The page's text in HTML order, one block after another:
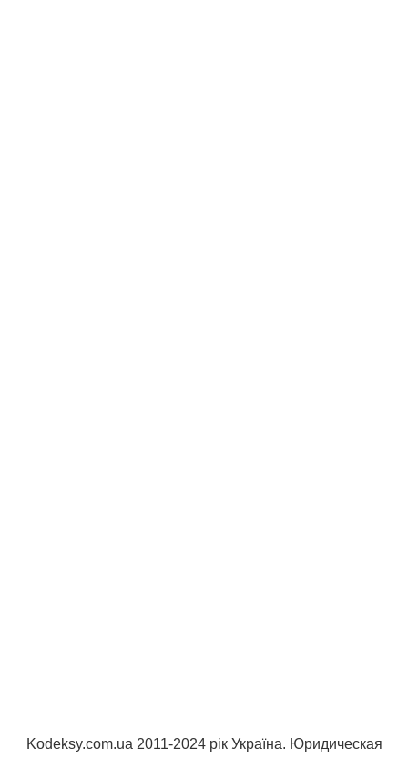
Kodeksy.com.ua 2011-2024 рік Україна. Юридическая